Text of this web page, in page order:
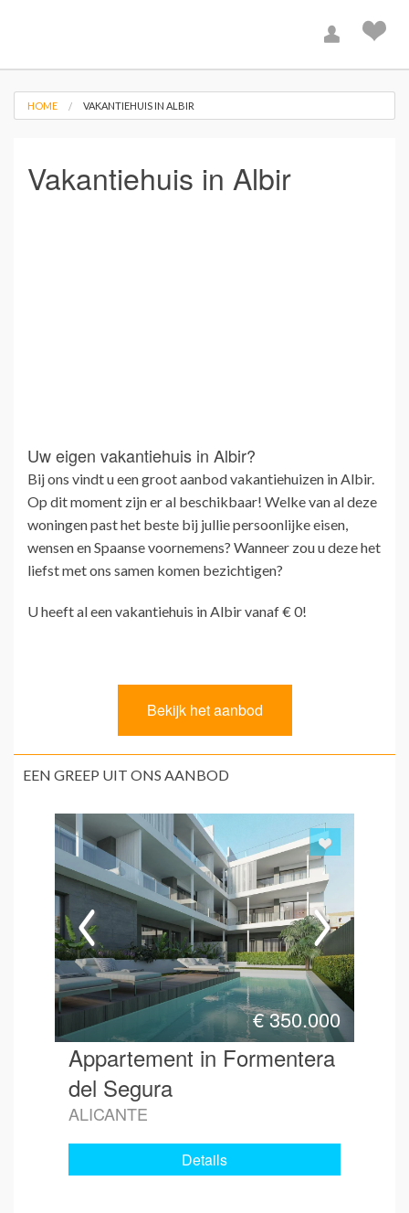
HOME VAKANTIEHUIS IN ALBIR
Vakantiehuis in Albir
Uw eigen vakantiehuis in Albir?
Bij ons vindt u een groot aanbod vakantiehuizen in Albir.
Op dit moment zijn er al beschikbaar! Welke van al deze
woningen past het beste bij jullie persoonlijke eisen,
wensen en Spaanse voornemens? Wanneer zou u deze het
liefst met ons samen komen bezichtigen?
U heeft al een vakantiehuis in Albir vanaf € 0!
EEN GREEP UIT ONS AANBOD
€350.000
Appartement in Formentera
del Segura
ALICANTE
Details